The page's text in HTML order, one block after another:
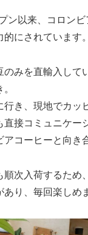
ン以来、コロン
にされています。
のみを直輸入して
行き、現地でカッ
直接コミュニケー
コーヒーと向き
順次入荷するため
り、毎回楽しめ